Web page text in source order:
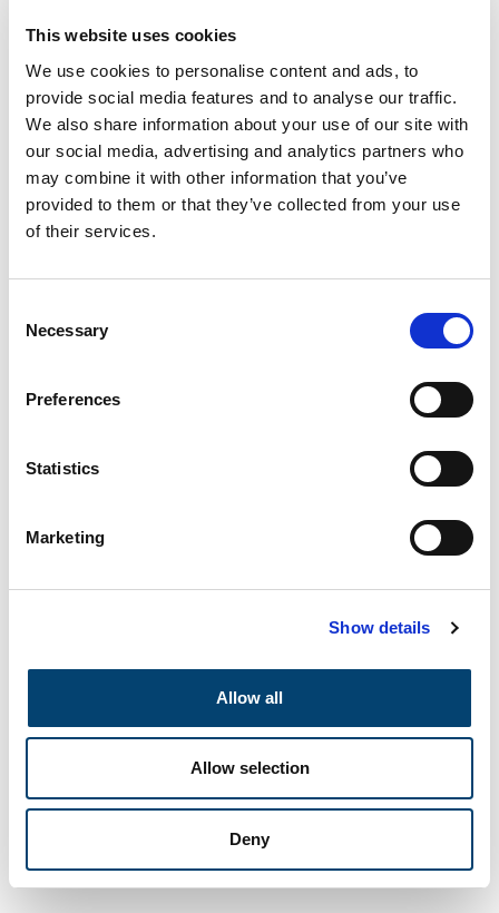
This website uses cookies
We use cookies to personalise content and ads, to
provide social media features and to analyse our traffic.
We also share information about your use of our site with
our social media, advertising and analytics partners who
may combine it with other information that you’ve
provided to them or that they’ve collected from your use
of their services.
Selection
Necessary
Preferences
Statistics
Marketing
Show details
Allow all
Allow selection
Deny
NL Space Campus, samen met partners NSO, SpaceNed en de
faculteit ITC van de Universiteit Twente, nodigt u uit voor het
komende “EO4impact – Air Quality” evenement, dat plaatsvindt
op 19 juni in Enschede. Dit evenement brengt de nationale
aardobservatiegemeenschap samen om zich te richten op twee
belangrijke doelen: Het opbouwen van een kennis- en […]
SGAC Presenteert: 1e
Benelux Space Startup
Competitie
About this event De 1e Benelux Space Startup Competition
(SSC) vindt plaats op 1 en 2 mei 2025 in de Rotterdam Science
Tower. De SSC is een tweedaagse business accelerator voor
pre-bootstrap startups of teams met ruimtevaartgerelateerde